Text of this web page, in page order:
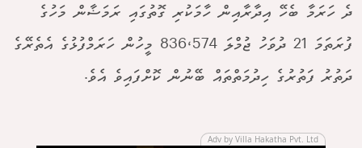
ދެ ހަރަމާ ބެހޭ އިދާރާއިން ހާމަކުރި ގޮތުގައި ރަމަޟާން މަހުގެ
ފުރަތަމަ 21 ދުވަހު ޖުމްލަ 836،574 މީހުން ހަރަމްފުޅުގެ އެތެރޭގެ
ދަތުރު ފަތުރުގެ ހިދުމަތްތައް ބޭނުން ކޮށްފައިވެ އެވެ.
Adv by Villa Hakatha Pvt. Ltd